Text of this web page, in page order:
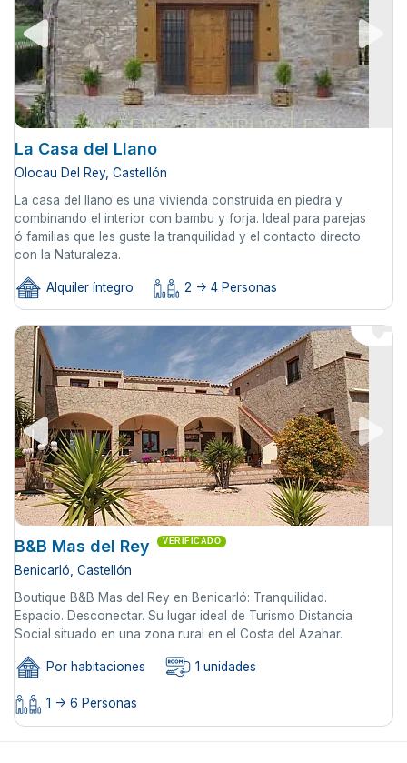
La Casa del Llano
Olocau Del Rey, Castellón
La casa del llano es una vivienda construida en piedra y
combinando el interior con bambu y forja. Ideal para parejas
ó familias que les guste la tranquilidad y el contacto directo
con la Naturaleza.
Alquiler íntegro 2 -> 4 Personas
B&B Mas del Rey VERIFICADO
Benicarló, Castellón
Boutique B&B Mas del Rey en Benicarló: Tranquilidad.
Espacio. Desconectar. Su lugar ideal de Turismo Distancia
Social situado en una zona rural en el Costa del Azahar.
Por habitaciones 1 unidades
1 -> 6 Personas